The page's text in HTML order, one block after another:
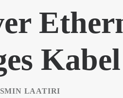
Kabel
LAATIRI